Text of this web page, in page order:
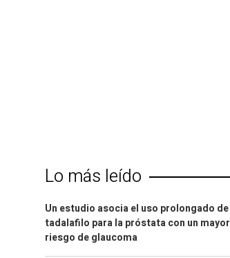
Lo más leído
Un estudio asocia el uso prolongado de
tadalafilo para la próstata con un mayor
riesgo de glaucoma